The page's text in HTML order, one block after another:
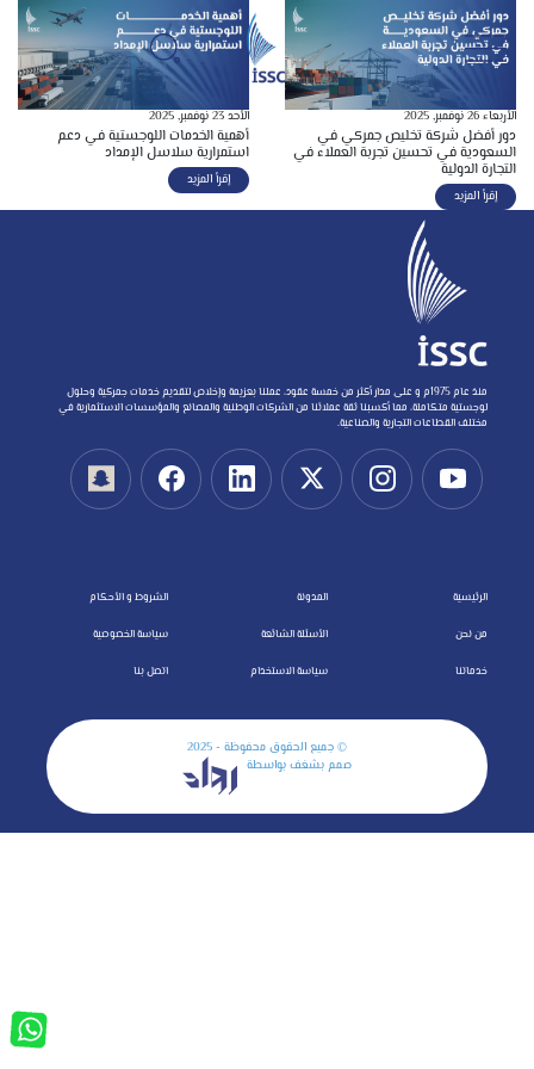
الأربعاء 26 نوفمبر, 2025
دور أفضل شركة تخليص جمركي في
السعودية في تحسين تجربة العملاء في
التجارة الدولية
إقرأ المزيد
الأحد 23 نوفمبر, 2025
أهمية الخدمات اللوجستية في دعم
استمرارية سلاسل الإمداد
إقرأ المزيد
منذ عام 1975م و على مدار أكثر من خمسة عقود، عملنا بعزيمة وإخلاص لتقديم خدمات جمركية وحلول
لوجستية متكاملة، مما أكسبنا ثقة عملائنا من الشركات الوطنية والمصانع والمؤسسات الاستثمارية في
مختلف القطاعات التجارية والصناعية.
الرئيسية
من نحن
خدماتنا
المدونة
الأسئلة الشائعة
سياسة الاستخدام
الشروط و الأحكام
سياسة الخصوصية
اتصل بنا
© جميع الحقوق محفوظة - 2025
صمم بشغف بواسطة